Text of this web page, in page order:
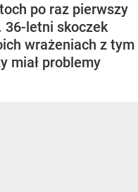
po raz pierwszy
36-letni skoczek
wrażeniach z tym
miał problemy